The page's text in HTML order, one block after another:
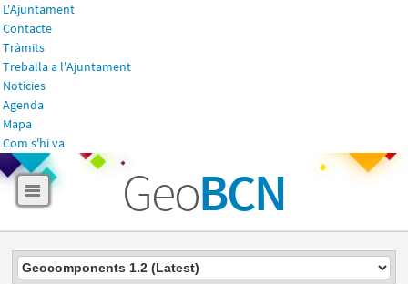
L'Ajuntament
Contacte
Tràmits
Treballa a l'Ajuntament
Notícies
Agenda
Mapa
Com s'hi va
GeoBCN